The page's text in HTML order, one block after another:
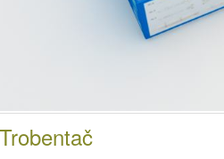
Trobentač